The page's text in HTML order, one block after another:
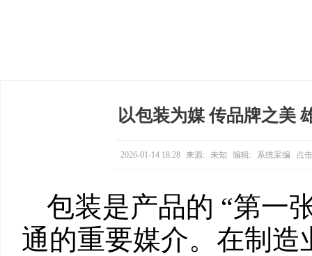
以包装为媒 传品牌之美
2026-01-14 18:28 来源: 未知 编辑: 系统采编 点
包装是产品的 “第一
通的重要媒介。在制